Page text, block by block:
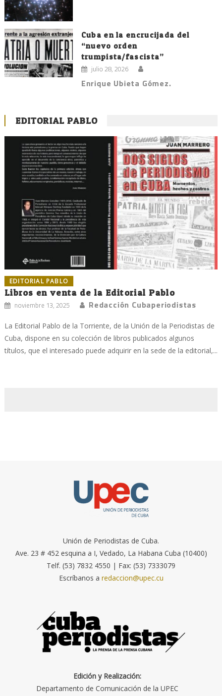
Cuba en la encrucijada del
“nuevo orden
trumpista/fascista”
julio 28, 2026
Enrique Ubieta Gómez.
EDITORIAL PABLO
EDITORIAL PABLO
Libros en venta de la Editorial Pablo
noviembre 13, 2025 Redacción Cubaperiodistas
La Editorial Pablo de la Torriente, de la Unión de la Periodistas de
Cuba, dispone en su colección de libros publicados algunos
títulos, que el interesado puede adquirir en la sede de la editorial,...
Unión de Periodistas de Cuba.
Ave. 23 # 452 esquina a I, Vedado, La Habana Cuba (10400)
Telf. (53) 7832 4550 | Fax: (53) 7333079
Escríbanos a redaccion@upec.cu
Edición y Realización:
Departamento de Comunicación de la UPEC